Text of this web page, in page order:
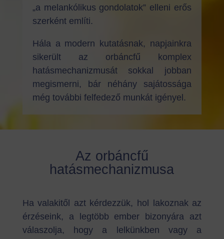
„a melankólikus gondolatok” elleni erős
szerként említi.
Hála a modern kutatásnak, napjainkra
sikerült az orbáncfű komplex
hatásmechanizmusát sokkal jobban
megismerni, bár néhány sajátossága
még további felfedező munkát igényel.
Az orbáncfű
hatásmechanizmusa
Ha valakitől azt kérdezzük, hol lakoznak az
érzéseink, a legtöbb ember bizonyára azt
válaszolja, hogy a lelkünkben vagy a